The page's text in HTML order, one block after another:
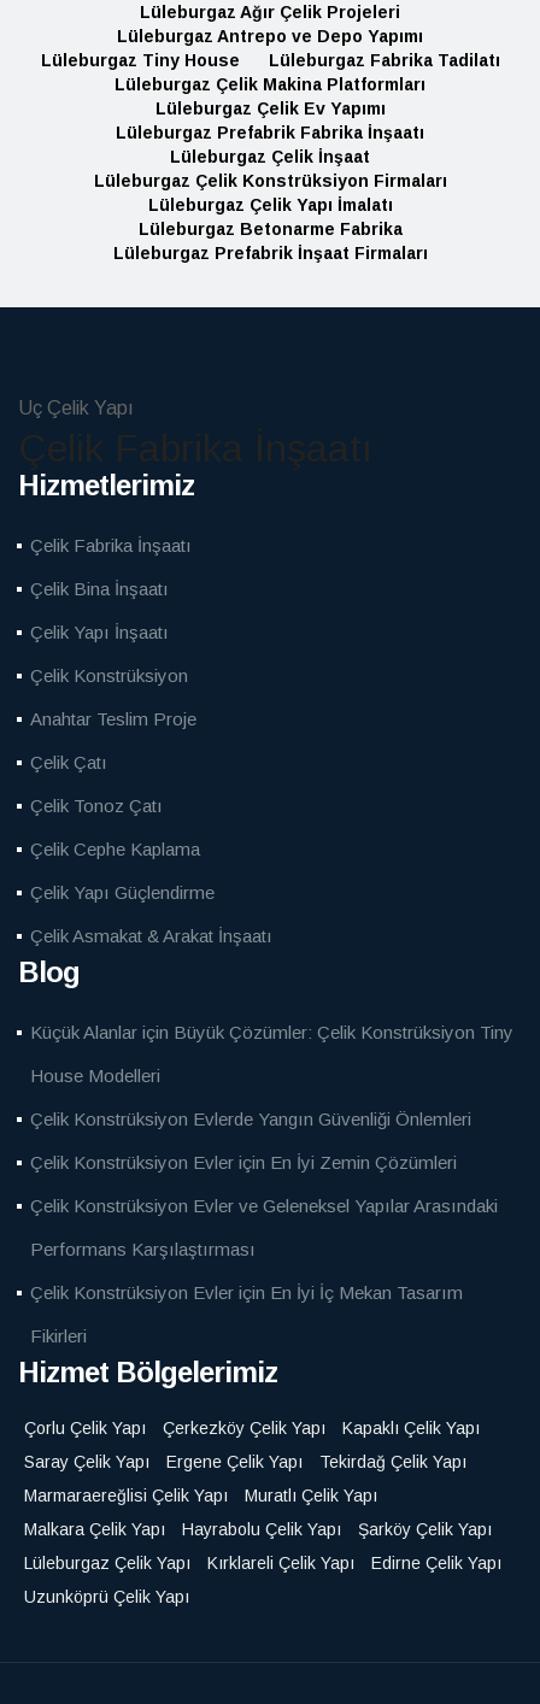
Lüleburgaz Ağır Çelik Projeleri
Lüleburgaz Antrepo ve Depo Yapımı
Lüleburgaz Tiny House
Lüleburgaz Fabrika Tadilatı
Lüleburgaz Çelik Makina Platformları
Lüleburgaz Çelik Ev Yapımı
Lüleburgaz Prefabrik Fabrika İnşaatı
Lüleburgaz Çelik İnşaat
Lüleburgaz Çelik Konstrüksiyon Firmaları
Lüleburgaz Çelik Yapı İmalatı
Lüleburgaz Betonarme Fabrika
Lüleburgaz Prefabrik İnşaat Firmaları
Uç Çelik Yapı
Çelik Fabrika İnşaatı
Hizmetlerimiz
Çelik Fabrika İnşaatı
Çelik Bina İnşaatı
Çelik Yapı İnşaatı
Çelik Konstrüksiyon
Anahtar Teslim Proje
Çelik Çatı
Çelik Tonoz Çatı
Çelik Cephe Kaplama
Çelik Yapı Güçlendirme
Çelik Asmakat & Arakat İnşaatı
Blog
Küçük Alanlar için Büyük Çözümler: Çelik Konstrüksiyon Tiny
House Modelleri
Çelik Konstrüksiyon Evlerde Yangın Güvenliği Önlemleri
Çelik Konstrüksiyon Evler için En İyi Zemin Çözümleri
Çelik Konstrüksiyon Evler ve Geleneksel Yapılar Arasındaki
Performans Karşılaştırması
Çelik Konstrüksiyon Evler için En İyi İç Mekan Tasarım
Fikirleri
Hizmet Bölgelerimiz
Çorlu Çelik Yapı Çerkezköy Çelik Yapı
Kapaklı Çelik Yapı
Saray Çelik Yapı
Ergene Çelik Yapı
Tekirdağ Çelik Yapı
Marmaraereğlisi Çelik Yapı
Muratlı Çelik Yapı
Malkara Çelik Yapı
Hayrabolu Çelik Yapı
Şarköy Çelik Yapı
Lüleburgaz Çelik Yapı
Kırklareli Çelik Yapı
Edirne Çelik Yapı
Uzunköprü Çelik Yapı